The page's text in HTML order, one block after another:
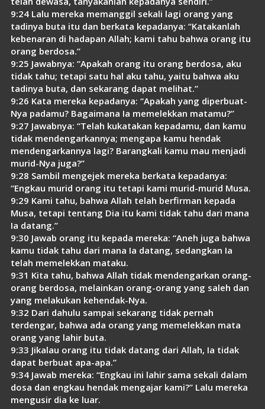
9:24 Lalu mereka memanggil sekali lagi orang yang
tadinya buta itu dan berkata kepadanya: “Katakanlah
kebenaran di hadapan Allah; kami tahu bahwa orang itu
orang berdosa.”
9:25 Jawabnya: “Apakah orang itu orang berdosa, aku
tidak tahu; tetapi satu hal aku tahu, yaitu bahwa aku
tadinya buta, dan sekarang dapat melihat.”
9:26 Kata mereka kepadanya: “Apakah yang diperbuat-
Nya padamu? Bagaimana Ia memelekkan matamu?”
9:27 Jawabnya: “Telah kukatakan kepadamu, dan kamu
tidak mendengarkannya; mengapa kamu hendak
mendengarkannya lagi? Barangkali kamu mau menjadi
murid-Nya juga?”
9:28 Sambil mengejek mereka berkata kepadanya:
“Engkau murid orang itu tetapi kami murid-murid Musa.
9:29 Kami tahu, bahwa Allah telah berfirman kepada
Musa, tetapi tentang Dia itu kami tidak tahu dari mana
Ia datang.”
9:30 Jawab orang itu kepada mereka: “Aneh juga bahwa
kamu tidak tahu dari mana Ia datang, sedangkan Ia
telah memelekkan mataku.
9:31 Kita tahu, bahwa Allah tidak mendengarkan orang-
orang berdosa, melainkan orang-orang yang saleh dan
yang melakukan kehendak-Nya.
9:32 Dari dahulu sampai sekarang tidak pernah
terdengar, bahwa ada orang yang memelekkan mata
orang yang lahir buta.
9:33 Jikalau orang itu tidak datang dari Allah, Ia tidak
dapat berbuat apa-apa.”
9:34 Jawab mereka: “Engkau ini lahir sama sekali dalam
dosa dan engkau hendak mengajar kami?” Lalu mereka
mengusir dia ke luar.